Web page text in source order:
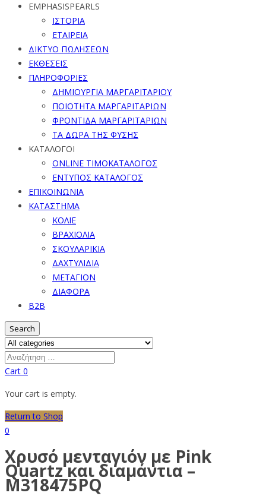
EMPHASISPEARLS
ΙΣΤΟΡΙΑ
ΕΤΑΙΡΕΙΑ
ΔΙΚΤΥΟ ΠΩΛΗΣΕΩΝ
ΕΚΘΕΣΕΙΣ
ΠΛΗΡΟΦΟΡΙΕΣ
ΔΗΜΙΟΥΡΓΙΑ ΜΑΡΓΑΡΙΤΑΡΙΟΥ
ΠΟΙΟΤΗΤΑ ΜΑΡΓΑΡΙΤΑΡΙΩΝ
ΦΡΟΝΤΙΔΑ ΜΑΡΓΑΡΙΤΑΡΙΩΝ
ΤΑ ΔΩΡΑ ΤΗΣ ΦΥΣΗΣ
ΚΑΤΑΛΟΓΟΙ
ONLINE ΤΙΜΟΚΑΤΑΛΟΓΟΣ
ΕΝΤΥΠΟΣ ΚΑΤΑΛΟΓΟΣ
ΕΠΙΚΟΙΝΩΝΙΑ
ΚΑΤΑΣΤΗΜΑ
ΚΟΛΙΕ
ΒΡΑΧΙΟΛΙΑ
ΣΚΟΥΛΑΡΙΚΙΑ
ΔΑΧΤΥΛΙΔΙΑ
ΜΕΤΑΓΙΟΝ
ΔΙΑΦΟΡΑ
B2B
Search
Cart 0
Your cart is empty.
Return to Shop
0
Χρυσό μενταγιόν με Pink
Quartz και διαμάντια –
M318475PQ